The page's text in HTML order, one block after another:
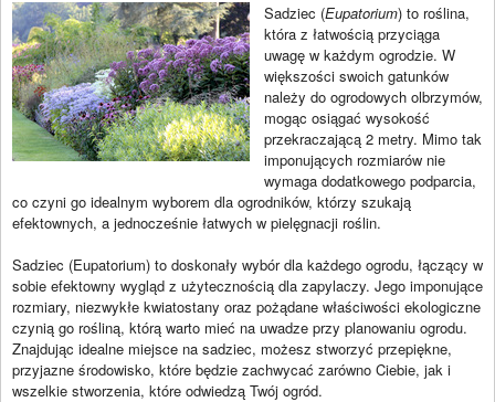
Sadziec (Eupatorium) to roślina,
która z łatwością przyciąga
uwagę w każdym ogrodzie. W
większości swoich gatunków
należy do ogrodowych olbrzymów,
mogąc osiągać wysokość
przekraczającą 2 metry. Mimo tak
imponujących rozmiarów nie
wymaga dodatkowego podparcia,
co czyni go idealnym wyborem dla ogrodników, którzy szukają
efektownych, a jednocześnie łatwych w pielęgnacji roślin.
Sadziec (Eupatorium) to doskonały wybór dla każdego ogrodu, łączący w
sobie efektowny wygląd z użytecznością dla zapylaczy. Jego imponujące
rozmiary, niezwykłe kwiatostany oraz pożądane właściwości ekologiczne
czynią go rośliną, którą warto mieć na uwadze przy planowaniu ogrodu.
Znajdując idealne miejsce na sadziec, możesz stworzyć przepiękne,
przyjazne środowisko, które będzie zachwycać zarówno Ciebie, jak i
wszelkie stworzenia, które odwiedzą Twój ogród.